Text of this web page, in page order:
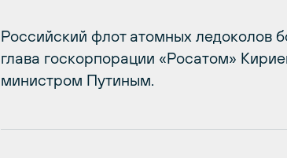
Российский флот атомных ледоколов
глава госкорпорации «Росатом»
министром Путиным.